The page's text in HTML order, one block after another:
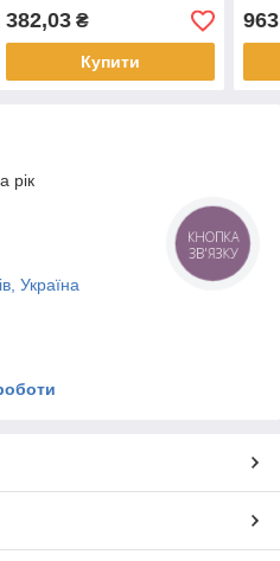
382,03₴
Купити
рік
Україна
КНОПКА
ЗВ'ЯЗКУ